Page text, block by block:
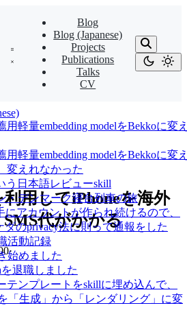
Blog
Blog (Japanese)
Projects
Publications
Talks
CV
用軽量embedding modelをBekkoに変
用軽量embedding modelをBekkoに変
変えれなかった
う日本語レビューskill
・デンマーク寝台列車の旅
にアカウントが作られ続けるので、
ダのprivacy法に則って通報をした
活動記録
始めました
を退職しました
テンプレートをskillに埋め込んで、
「生成」から「レンダリング」に変
用してiPhoneを海外
代がかかる
·